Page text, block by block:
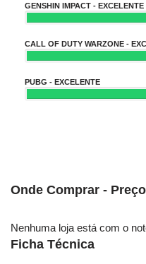
GENSHIN IMPACT - EXCELENTE
CALL OF DUTY WARZONE -
PUBG - EXCELENTE
Onde Comprar -
Nenhuma loja está com o
Ficha Técnica